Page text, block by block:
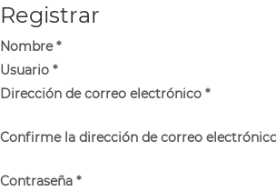
Registrar
Nombre*
Usuario *
Dirección de correo electrónico *
Confirme la dirección de correo
Contraseña *